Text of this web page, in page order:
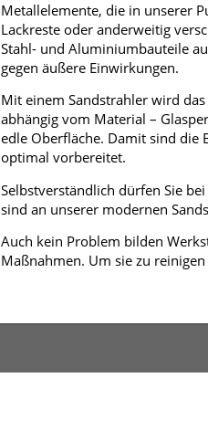
Metallelemente, die in unserer
Lackreste oder anderweitig
Stahl- und Aluminiumbauteile
gegen äußere Einwirkungen.
Mit einem Sandstrahler wird
abhängig vom Material –
edle Oberfläche. Damit sind die
optimal vorbereitet.
Selbstverständlich dürfen Sie
sind an unserer modernen
Auch kein Problem bilden
Maßnahmen. Um sie zu